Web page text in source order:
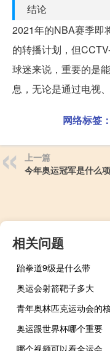
结论
2021年的NBA赛季即
的转播计划，但
球迷来说，重要的是
息，无论是通过电视
网络标签：
上一篇
今年奥运冠军是什么
相关问题
跆拳道9级是什么带
奥运会射箭靶子多大
奥运跟世界杯哪个重要
哪个视频可以看全运会